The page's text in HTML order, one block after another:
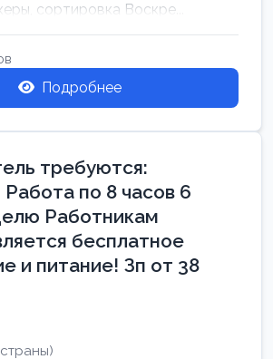
сортировка Воскре...
Подробнее
требуются:
по 8 часов 6
Работникам
бесплатное
и питание! Зп от 38